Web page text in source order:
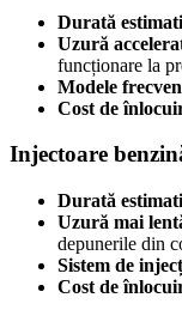
Durată
Uzură
funcționare la
Modele
Cost de
Injectoare
Durată
Uzură mai
depunerile din
Sistem de
Cost de